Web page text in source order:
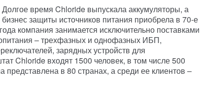
Долгое время Chloride выпускала аккумуляторы, а
бизнес защиты источников питания приобрела в 70-е
компания занимается исключительно поставками
– трехфазных и однофазных ИБП,
зарядных устройств для
Chloride входят 1500 человек, в том числе 500
в 80 странах, а среди ее клиентов –